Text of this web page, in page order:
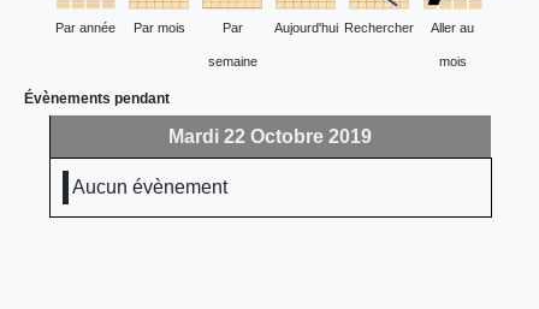
Par année Par mois Par
semaine
Aujourd'hui Rechercher Aller au
mois
Évènements pendant
Mardi 22 Octobre 2019
Aucun évènement